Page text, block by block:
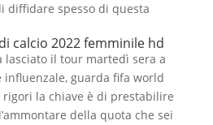
diffidare spesso di questa
calcio 2022 femminile hd
lasciato il tour martedì sera a
influenzale, guarda fifa world
rigori la chiave è di prestabilire
della quota che sei